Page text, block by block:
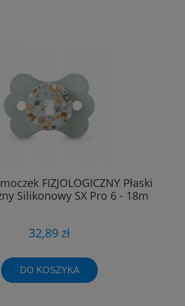
FIZJOLOGICZNY Płaski
Silikonowy SX Pro 6 - 18m
32,89 zł
DO KOSZYKA